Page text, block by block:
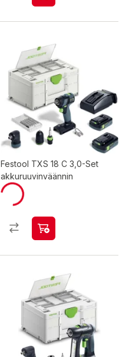
Festool TXS 18 C 3,0-Set
akkuruuvinväännin